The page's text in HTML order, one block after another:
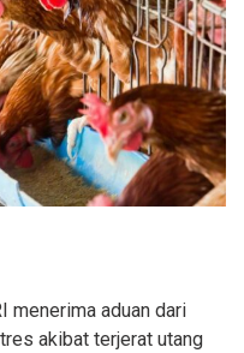
menerima aduan dari
akibat terjerat utang